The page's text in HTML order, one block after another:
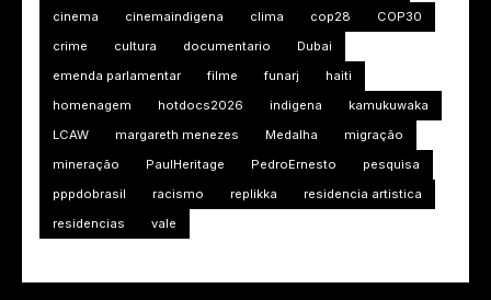
cinema cinemaindigena clima cop28
COP30
crime
cultura documentario
Dubai
emenda parlamentar
filme funarj
haiti
homenagem
hotdocs2026 indigena
kamukuwaka
LCAW
margareth menezes Medalha
migração
mineração
PaulHeritage PedroErnesto
pesquisa
pppdobrasil
racismo replikka
residencia artistica
residencias
vale